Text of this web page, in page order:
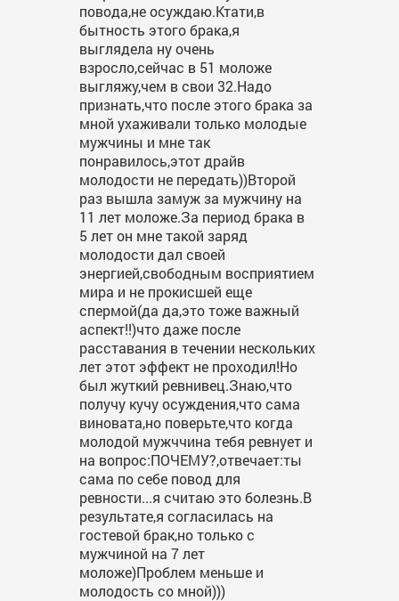
повода,не осуждаю.Ктати,в
бытность этого брака,я
выглядела ну очень
взросло,сейчас в 51 моложе
выгляжу,чем в свои 32.Надо
признать,что после этого брака за
мной ухаживали только молодые
мужчины и мне так
понравилось,этот драйв
молодости не передать))Второй
раз вышла замуж за мужчину на
11 лет моложе.За период брака в
5 лет он мне такой заряд
молодости дал своей
энергией,свободным восприятием
мира и не прокисшей еще
спермой(да да,это тоже важный
аспект!!)что даже после
расставания в течении нескольких
лет этот эффект не проходил!Но
был жуткий ревнивец.Знаю,что
получу кучу осуждения,что сама
виновата,но поверьте,что когда
молодой мужччина тебя ревнует и
на вопрос:ПОЧЕМУ?,отвечает:ты
сама по себе повод для
ревности...я считаю это болезнь.В
результате,я согласилась на
гостевой брак,но только с
мужчиной на 7 лет
моложе)Проблем меньше и
молодость со мной)))